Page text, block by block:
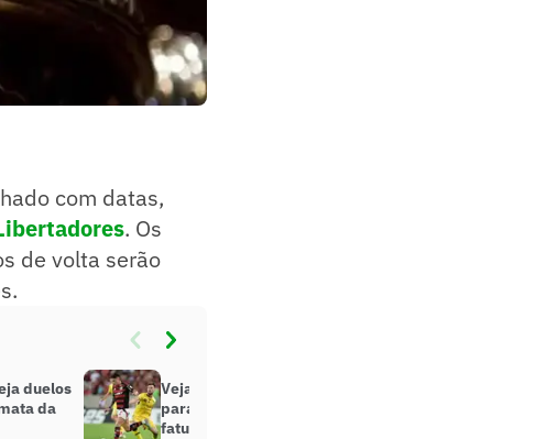
com datas,
. Os
de volta serão
duelos
da
Veja quanto cada time classificado
para as oitavas da Libertadores já
faturou